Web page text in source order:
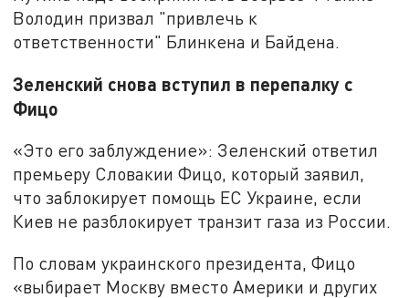
Володин призвал "привлечь к
ответственности" Блинкена и Байдена.
Зеленский снова вступил в перепалку с
Фицо
«Это его заблуждение»: Зеленский ответил
премьеру Словакии Фицо, который заявил,
что заблокирует помощь ЕС Украине, если
Киев не разблокирует транзит газа из России.
По словам украинского президента, Фицо
«выбирает Москву вместо Америки и других